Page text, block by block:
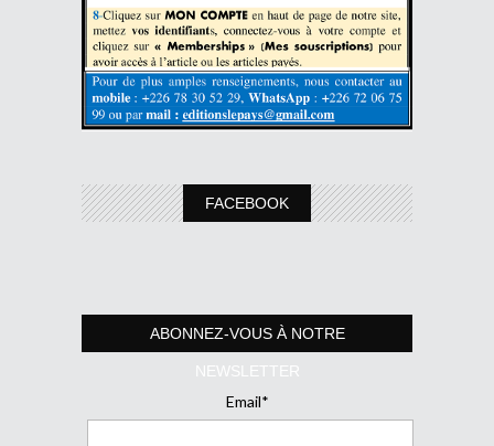
FACEBOOK
ABONNEZ-VOUS À NOTRE
NEWSLETTER
Email*